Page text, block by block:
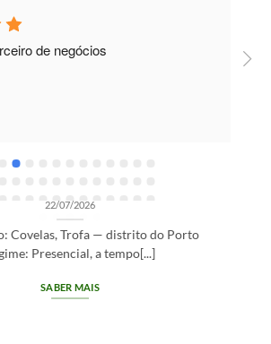
de negócios
DE RECRUTAMENTO SEM CATEGORIA
22/07/2026
Covelas, Trofa — distrito do Porto
Presencial, a tempo[...]
SABER MAIS